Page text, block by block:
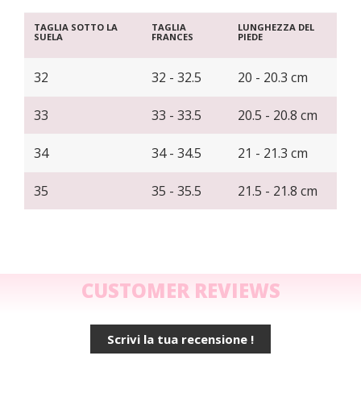
TAGLIA SOTTO LA
SUELA
TAGLIA
FRANCES
LUNGHEZZA DEL
PIEDE
32 32 - 32.5 20 - 20.3 cm
33 33 - 33.5 20.5 - 20.8 cm
34 34 - 34.5 21 - 21.3 cm
35 35 - 35.5 21.5 - 21.8 cm
CUSTOMER REVIEWS
Scrivi la tua recensione !